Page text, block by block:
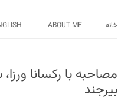
خانه ABOUT ME
مصاحبه‌ با رکسانا
بیرجند